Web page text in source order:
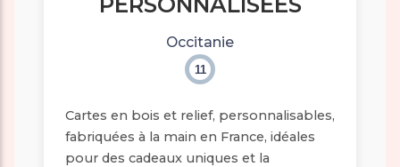
Occitanie
11
Cartes en bois et relief, personnalisables,
fabriquées à la main en France, idéales
pour des cadeaux uniques et la